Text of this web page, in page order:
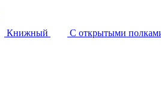
Книжный
С открытыми